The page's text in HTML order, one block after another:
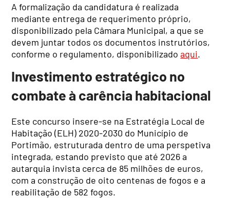
A formalização da candidatura é realizada
mediante entrega de requerimento próprio,
disponibilizado pela Câmara Municipal, a que se
devem juntar todos os documentos instrutórios,
conforme o regulamento, disponibilizadoaqui.
Investimento estratégico no
combate à carência habitacional
Este concurso insere-se na Estratégia Local de
Habitação (ELH) 2020-2030 do Município de
Portimão, estruturada dentro de uma perspetiva
integrada, estando previsto que até 2026 a
autarquia invista cerca de 85 milhões de euros,
com a construção de oito centenas de fogos e a
reabilitação de 582 fogos.